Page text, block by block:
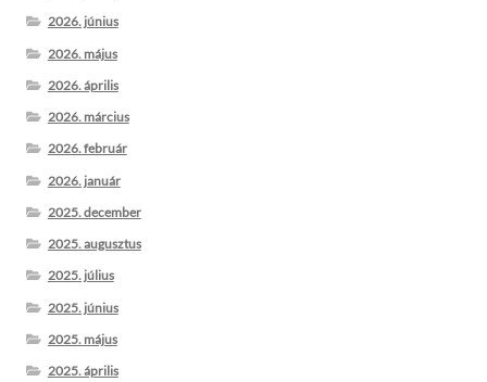
2026. június
2026. május
2026. április
2026. március
2026. február
2026. január
2025. december
2025. augusztus
2025. július
2025. június
2025. május
2025. április